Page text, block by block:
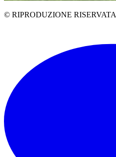
© RIPRODUZIONE RISERVATA